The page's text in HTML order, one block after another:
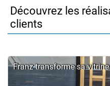
Découvrez les
clients
Franz transforme sa